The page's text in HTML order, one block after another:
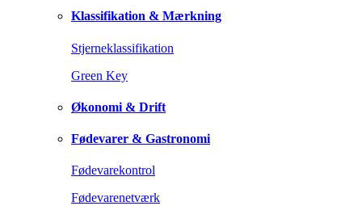
Klassifikation & Mærkning
Stjerneklassifikation
Green Key
Økonomi & Drift
Fødevarer & Gastronomi
Fødevarekontrol
Fødevarenetværk